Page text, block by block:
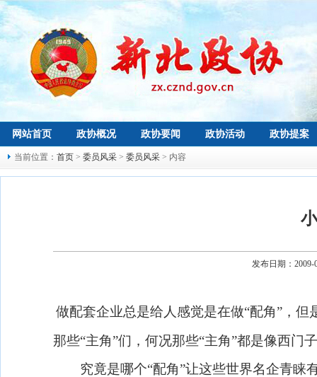
网站首页 政协概况 政协要闻 政协活动 政协提案
当前位置： 首页 > 委员风采 > 委员风采 > 内容
发布日期：
做配套企业总是给人感觉是在做“配角”，
那些“主角”们，何况那些“主角”都是像西门
究竟是哪个“配角”让这些世界名企青睐